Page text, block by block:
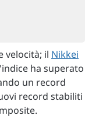
velocità; il Nikkei
ha superato
un record
record stabiliti